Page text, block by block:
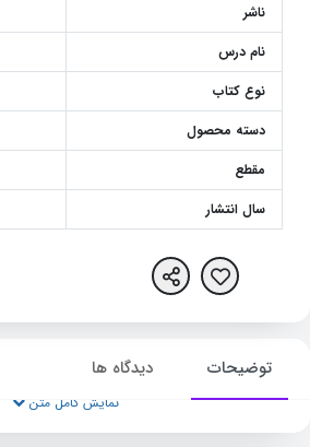
ناشر
نام درس
نوع کتاب
دسته محصول
مقطع
سال انتشار
توضیحات دیدگاه ها
نمایش کامل متن